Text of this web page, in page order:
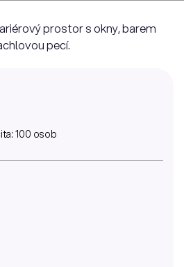
prostor s okny, barem
pecí.
100 osob